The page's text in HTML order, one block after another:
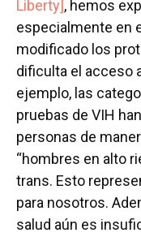
Liberty], hemos
especialmente en
modificado los
dificulta el acceso
ejemplo, las
pruebas de VIH
personas de
“hombres en alto
trans. Esto
para nosotros.
salud aún es